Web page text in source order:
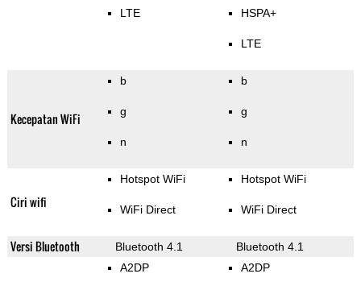
LTE HSPA+
LTE
Kecepatan WiFi
b
g
n
b
g
n
Ciri wifi
Hotspot WiFi
WiFi Direct
Hotspot WiFi
WiFi Direct
Versi Bluetooth Bluetooth 4.1 Bluetooth 4.1
A2DP A2DP